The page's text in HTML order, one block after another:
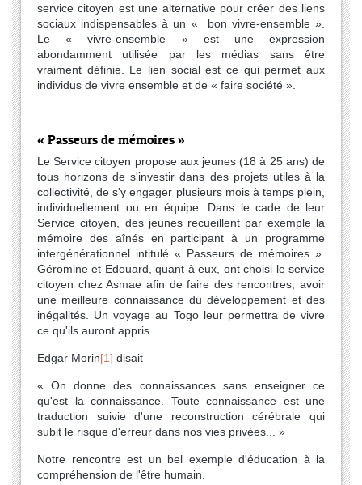
service citoyen est une alternative pour créer des liens
sociaux indispensables à un « bon vivre-ensemble ».
Le « vivre-ensemble » est une expression
abondamment utilisée par les médias sans être
vraiment définie. Le lien social est ce qui permet aux
individus de vivre ensemble et de « faire société ».
« Passeurs de mémoires »
Le Service citoyen propose aux jeunes (18 à 25 ans) de
tous horizons de s'investir dans des projets utiles à la
collectivité, de s'y engager plusieurs mois à temps plein,
individuellement ou en équipe. Dans le cade de leur
Service citoyen, des jeunes recueillent par exemple la
mémoire des aînés en participant à un programme
intergénérationnel intitulé « Passeurs de mémoires ».
Géromine et Edouard, quant à eux, ont choisi le service
citoyen chez Asmae afin de faire des rencontres, avoir
une meilleure connaissance du développement et des
inégalités. Un voyage au Togo leur permettra de vivre
ce qu'ils auront appris.
Edgar Morin[1] disait
« On donne des connaissances sans enseigner ce
qu'est la connaissance. Toute connaissance est une
traduction suivie d'une reconstruction cérébrale qui
subit le risque d'erreur dans nos vies privées... »
Notre rencontre est un bel exemple d'éducation à la
compréhension de l'être humain.